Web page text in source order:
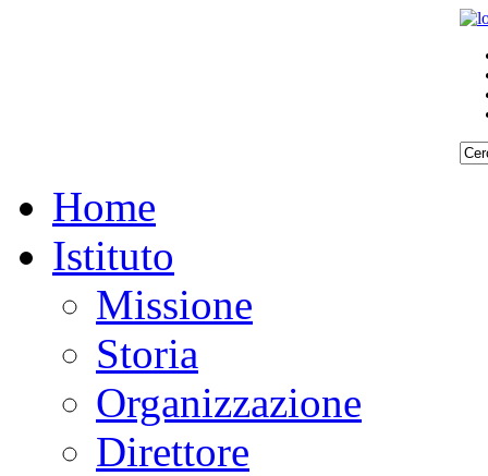
Home
Istituto
Missione
Storia
Organizzazione
Direttore